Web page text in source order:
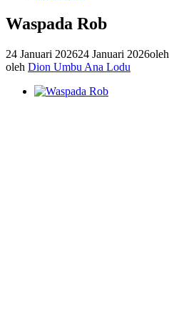
Waspada Rob
24 Januari 202624 Januari 2026oleh
oleh Dion Umbu Ana Lodu